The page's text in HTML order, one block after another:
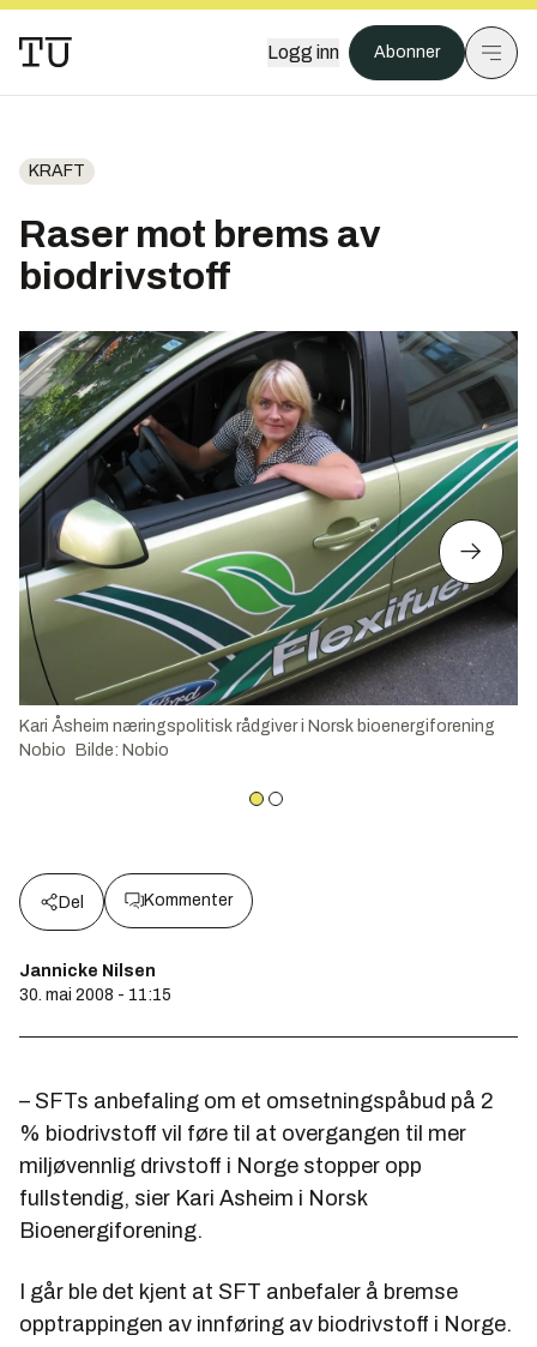
Logg inn Abonner
KRAFT
Raser mot brems av
biodrivstoff
Kari Åsheim næringspolitisk rådgiver i Norsk bioenergiforening
Nobio
Bilde: Nobio
Del Kommenter
Jannicke Nilsen
30. mai 2008 - 11:15
– SFTs anbefaling om et omsetningspåbud på 2
% biodrivstoff vil føre til at overgangen til mer
miljøvennlig drivstoff i Norge stopper opp
fullstendig, sier Kari Asheim i Norsk
Bioenergiforening.
I går ble det kjent at SFT anbefaler å bremse
opptrappingen av innføring av biodrivstoff i Norge.